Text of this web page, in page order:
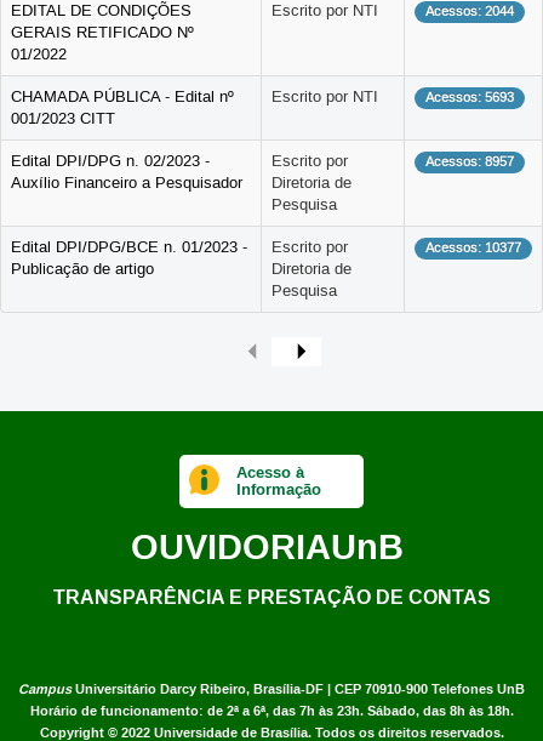
EDITAL DE CONDIÇÕES
GERAIS RETIFICADO Nº
01/2022
Escrito por NTI Acessos: 2044
CHAMADA PÚBLICA - Edital nº
001/2023 CITT
Escrito por NTI Acessos: 5693
Edital DPI/DPG n. 02/2023 -
Auxílio Financeiro a Pesquisador
Escrito por
Diretoria de
Pesquisa
Acessos: 8957
Edital DPI/DPG/BCE n. 01/2023 -
Publicação de artigo
Escrito por
Diretoria de
Pesquisa
Acessos: 10377
CampusUniversitário Darcy Ribeiro, Brasília-DF | CEP 70910-900 Telefones UnB
Horário de funcionamento: de 2ª a 6ª, das 7h às 23h. Sábado, das 8h às 18h.
Copyright © 2022 Universidade de Brasília. Todos os direitos reservados.
Acesso à
Informação
OUVIDORIAUnB
TRANSPARÊNCIA E PRESTAÇÃO DE CONTAS